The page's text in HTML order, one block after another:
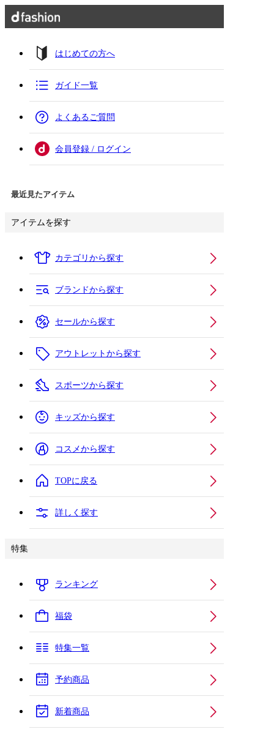
はじめての方へ
ガイド一覧
よくあるご質問
会員登録 / ログイン
最近見たアイテム
アイテムを探す
カテゴリから探す
ブランドから探す
セールから探す
アウトレットから探す
スポーツから探す
キッズから探す
コスメから探す
TOPに戻る
詳しく探す
特集
ランキング
福袋
特集一覧
予約商品
新着商品